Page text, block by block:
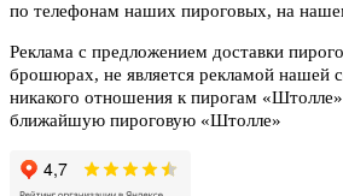
по телефонам наших пироговых, на
Реклама с предложением доставки
брошюрах, не является рекламой
никакого отношения к пирогам
ближайшую пироговую «Штолле»